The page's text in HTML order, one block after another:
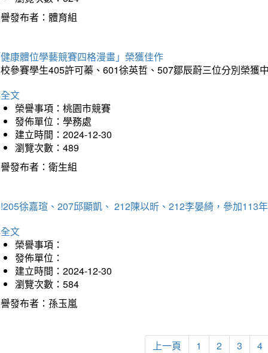
發布者：體育組
康體位學藝競賽四格漫畫」榮獲佳作
參賽學生405許可蓁、601徐英哲、507鄒辰蔚三位分別榮獲
文
榮譽事項：桃園市競賽
發佈單位：學務處
建立時間：2024-12-30
瀏覽次數：489
發布者：衛生組
徐嘉瑄、207邱顯凱、 212陳以昕、212李晏綺，參加113
文
榮譽事項：
發佈單位：
建立時間：2024-12-30
瀏覽次數：584
發布者：孫玉嵐
上一頁 1 2 3 4